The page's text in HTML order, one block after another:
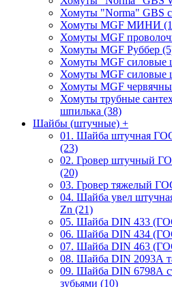
Хомуты "Norma" GBS
Хомуты MGF МИНИ
Хомуты MGF
Хомуты MGF Руббер
Хомуты MGF силовые
Хомуты MGF силовые
Хомуты MGF
Хомуты трубные
шпилька (38)
Шайбы (штучные) +
01. Шайба штучная
(23)
02. Гровер штучный
(20)
03. Гровер тяжелый
04. Шайба увел
Zn (21)
05. Шайба DIN 433
06. Шайба DIN 434
07. Шайба DIN 463
08. Шайба DIN 2093А
09. Шайба DIN 6798А
зубьями (10)